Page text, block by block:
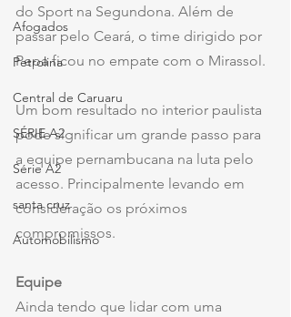
Afogados
Petrolina
Central de Caruaru
SÉRIE A2
Série A2
santa cruz
Automobilismo
do Sport na Segundona. Além de
passar pelo Ceará, o time dirigido por
Pepa ficou no empate com o Mirassol.
Um bom resultado no interior paulista
pode significar um grande passo para
a equipe pernambucana na luta pelo
acesso. Principalmente levando em
consideração os próximos
compromissos.
Equipe
Ainda tendo que lidar com uma